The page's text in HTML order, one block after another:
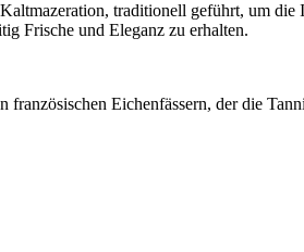
traditionell geführt, um
Frische und Eleganz zu erhalten.
französischen Eichenfässern, der die